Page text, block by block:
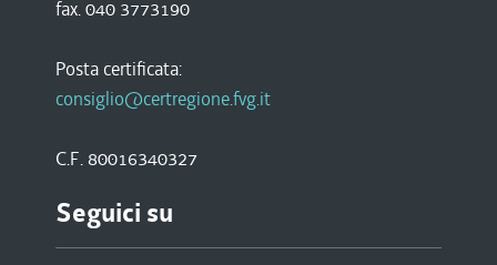
fax. 040 3773190
Posta certificata:
consiglio@certregione.fvg.it
C.F. 80016340327
Seguici su